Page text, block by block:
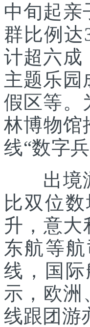
中旬起亲
群比例达
计超六成
主题乐园
假区等。
林博物馆
线“数字
出境游
比双位
升，意大
东航等
线，国
示，欧洲
线跟团游